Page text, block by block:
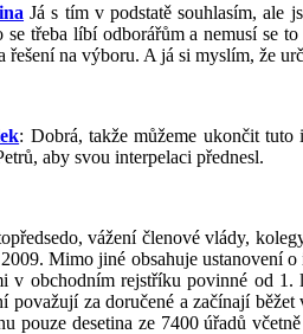
Já s tím v podstatě souhlasím, ale
třeba líbí odborářům a nemusí se
řešení na výboru. A já si myslím, že
: Dobrá, takže můžeme ukončit tuto
aby svou interpelaci přednesl.
vážení členové vlády,
Mimo jiné obsahuje ustanovení
v obchodním rejstříku povinné od
považují za doručené a začínají
pouze desetina ze 7400 úřadů